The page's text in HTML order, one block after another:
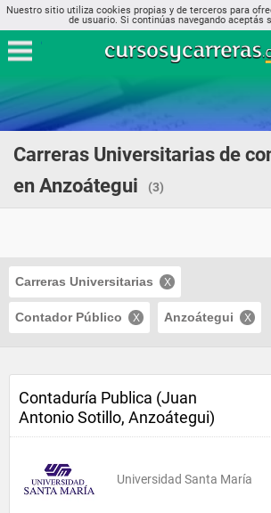
Nuestro sitio utiliza cookies propias y de terceros para
de usuario. Si continúas navegando aceptás
Carreras Universitarias de
en Anzoátegui
(3)
Carreras Universitarias
Contador Público Anzoátegui
Contaduría Publica (Juan
Antonio Sotillo, Anzoátegui)
Universidad Santa María